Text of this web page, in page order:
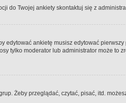
do Twojej ankiety skontaktuj się z
ankietę musisz edytować
tylko moderator lub administrator może
Żeby przeglądać, czytać, pisać, itd.